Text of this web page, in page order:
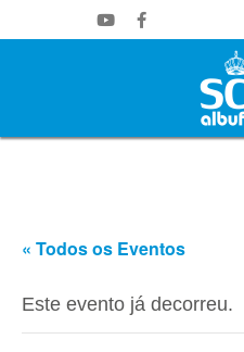
« Todos os Eventos
Este evento já decorreu.